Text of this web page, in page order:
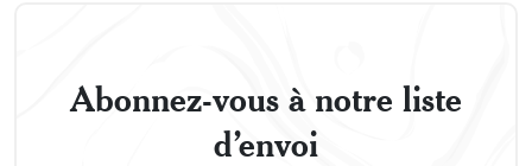
Abonnez-vous à notre liste
d’envoi